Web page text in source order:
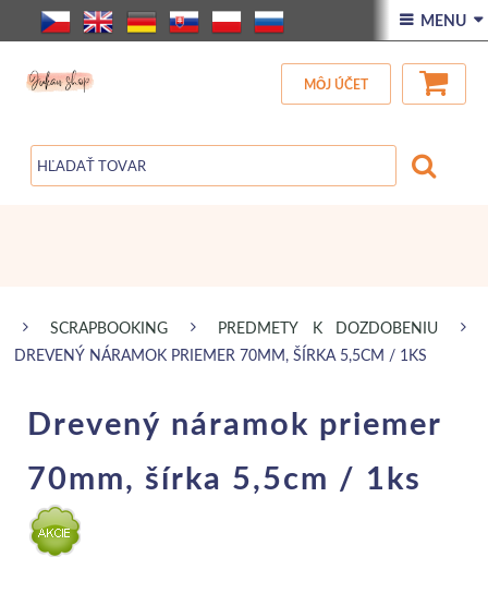
ÚVOD
VŠETOK TOVAR
ZĽAVA BLOG
 MENU 
MÔJ ÚČET
SCRAPBOOKING
PREDMETY K DOZDOBENIU
DREVENÝ NÁRAMOK PRIEMER 70MM, ŠÍRKA 5,5CM / 1KS
Drevený náramok priemer
70mm, šírka 5,5cm / 1ks